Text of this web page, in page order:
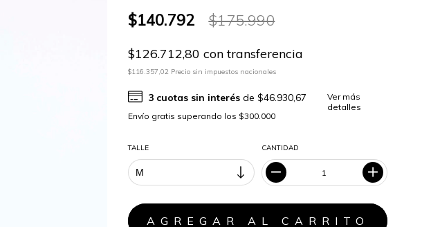
$140.792 $175.990
$126.712,80 con transferencia
$116.357,02 Precio sin impuestos nacionales
3 cuotas sin interés de$46.930,67
Ver más
detalles
TALLE CANTIDAD